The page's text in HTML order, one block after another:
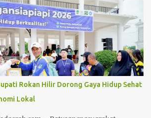
pimpinan Majelis Kerapatan Adat (MKA)
dan Dewan Pimpinan Harian (DPH)
Karim LAMR Kabupaten Bengkalis,
jajaran pejabat dan staf Bea & Cukai
tampak menyelimuti jalannya
pengurus adat dan jajaran Bea Cukai
area dalam gedung, halaman,
lingkungan sekitar Gedung LAMR
LAMR Kabupaten Bengkalis
tradisi gotong royong merupakan
Rokan Hilir Dorong Gaya Hidup Sehat
Lokal